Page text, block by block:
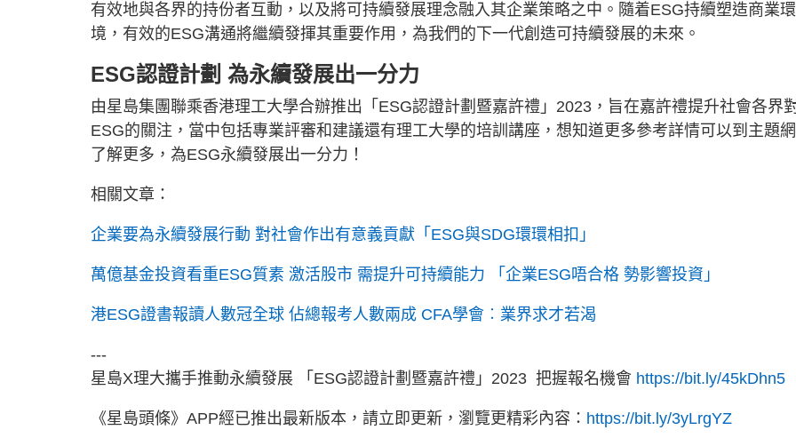
有效地與各界的持份者互動，以及將可持續發展理念融入其企業策略之中。隨着ESG持續塑造商業環
境，有效的ESG溝通將繼續發揮其重要作用，為我們的下一代創造可持續發展的未來。
ESG認證計劃 為永續發展出一分力
由星島集團聯乘香港理工大學合辦推出「ESG認證計劃暨嘉許禮」2023，旨在嘉許禮提升社會各界
ESG的關注，當中包括專業評審和建議還有理工大學的培訓講座，想知道更多參考詳情可以到主題
了解更多，為ESG永續發展出一分力！
相關文章：
企業要為永續發展行動 對社會作出有意義貢獻「ESG與SDG環環相扣」
萬億基金投資看重ESG質素 激活股市 需提升可持續能力 「企業ESG唔合格 勢影響投資」
港ESG證書報讀人數冠全球 佔總報考人數兩成 CFA學會︰業界求才若渴
---
星島X理大攜手推動永續發展 「ESG認證計劃暨嘉許禮」2023 把握報名機會 https://bit.ly/45kDhn5
《星島頭條》APP經已推出最新版本，請立即更新，瀏覽更精彩內容： https://bit.ly/3yLrgYZ